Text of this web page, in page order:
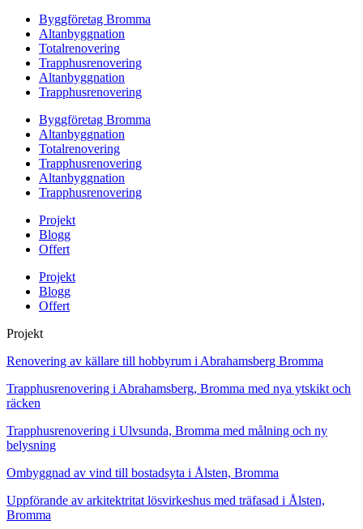
Byggföretag Bromma
Altanbyggnation
Totalrenovering
Trapphusrenovering
Altanbyggnation
Trapphusrenovering
Byggföretag Bromma
Altanbyggnation
Totalrenovering
Trapphusrenovering
Altanbyggnation
Trapphusrenovering
Projekt
Blogg
Offert
Projekt
Blogg
Offert
Projekt
Renovering av källare till hobbyrum i Abrahamsberg Bromma
Trapphusrenovering i Abrahamsberg, Bromma med nya ytskikt och
räcken
Trapphusrenovering i Ulvsunda, Bromma med målning och ny
belysning
Ombyggnad av vind till bostadsyta i Ålsten, Bromma
Uppförande av arkitektritat lösvirkeshus med träfasad i Ålsten,
Bromma